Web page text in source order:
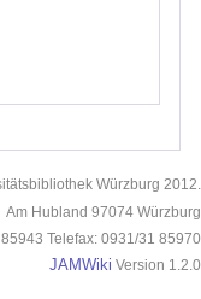
Würzburg 2012.
Am Hubland 97074 Würzburg
85943 Telefax: 0931/31 85970
JAMWiki Version 1.2.0